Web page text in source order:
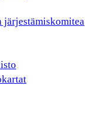
järjestämiskomitea